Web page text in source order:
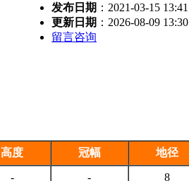
发布日期 ：2021-03-15 13:41
更新日期 ：2026-08-09 13:30
留言咨询
高度 冠幅 地径
- - 8